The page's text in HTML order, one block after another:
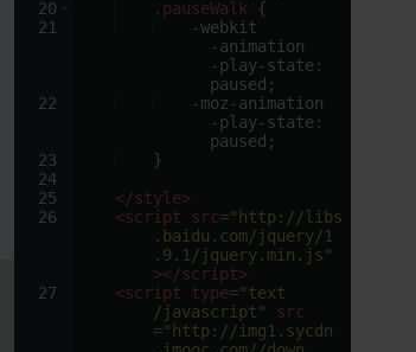
20
21
22
23
24
25
26
27
.pauseWalk
{
    -webkit
-animation
-play-state:
paused;
    -moz-animation
-play-state:
paused;
}
</style>
<script src="http://libs
.baidu.com/jquery/1
.9.1/jquery.min.js"
></script>
<script type="text
/javascript"
src
="http://img1.sycdn